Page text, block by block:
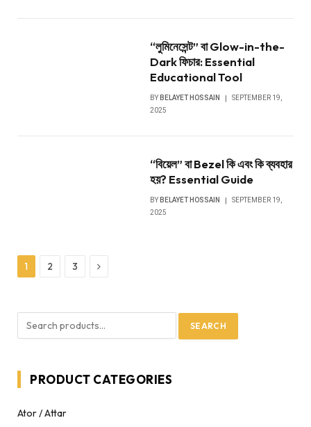
“লুমিনেসেন্ট” বা Glow-in-the-
Dark ফিচার: Essential
Educational Tool
BY BELAYET HOSSAIN
SEPTEMBER 19,
2025
“বিয়েল” বা Bezel কি এবং কি ব্যবহার
হয়? Essential Guide
BY BELAYET HOSSAIN
SEPTEMBER 19,
2025
1 2 3 Next
SEARCH
PRODUCT CATEGORIES
Ator / Attar